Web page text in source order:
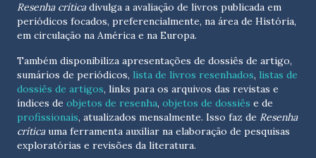
Resenha críticadivulga a avaliação de livros publicada em
periódicos focados, preferencialmente, na área de História,
em circulação na América e na Europa.
Também disponibiliza apresentações de dossiês de artigo,
sumários de periódicos, lista de livros resenhados, listas de
dossiês de artigos, links para os arquivos das revistas e
índices de objetos de resenha, objetos de dossiês e de
profissionais, atualizados mensalmente. Isso faz de Resenha
críticauma ferramenta auxiliar na elaboração de pesquisas
exploratórias e revisões da literatura.